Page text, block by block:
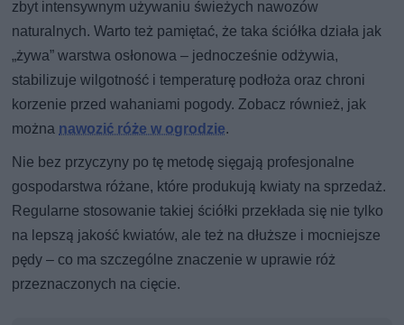
zbyt intensywnym używaniu świeżych nawozów
naturalnych. Warto też pamiętać, że taka ściółka działa jak
„żywa” warstwa osłonowa – jednocześnie odżywia,
stabilizuje wilgotność i temperaturę podłoża oraz chroni
korzenie przed wahaniami pogody. Zobacz również, jak
można nawozić róże w ogrodzie.
Nie bez przyczyny po tę metodę sięgają profesjonalne
gospodarstwa różane, które produkują kwiaty na sprzedaż.
Regularne stosowanie takiej ściółki przekłada się nie tylko
na lepszą jakość kwiatów, ale też na dłuższe i mocniejsze
pędy – co ma szczególne znaczenie w uprawie róż
przeznaczonych na cięcie.